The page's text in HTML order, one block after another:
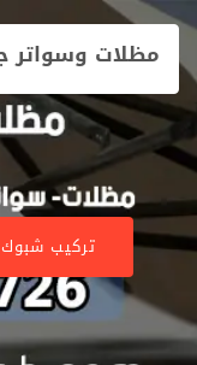
مظلات وسواتر
تركيب شبوك